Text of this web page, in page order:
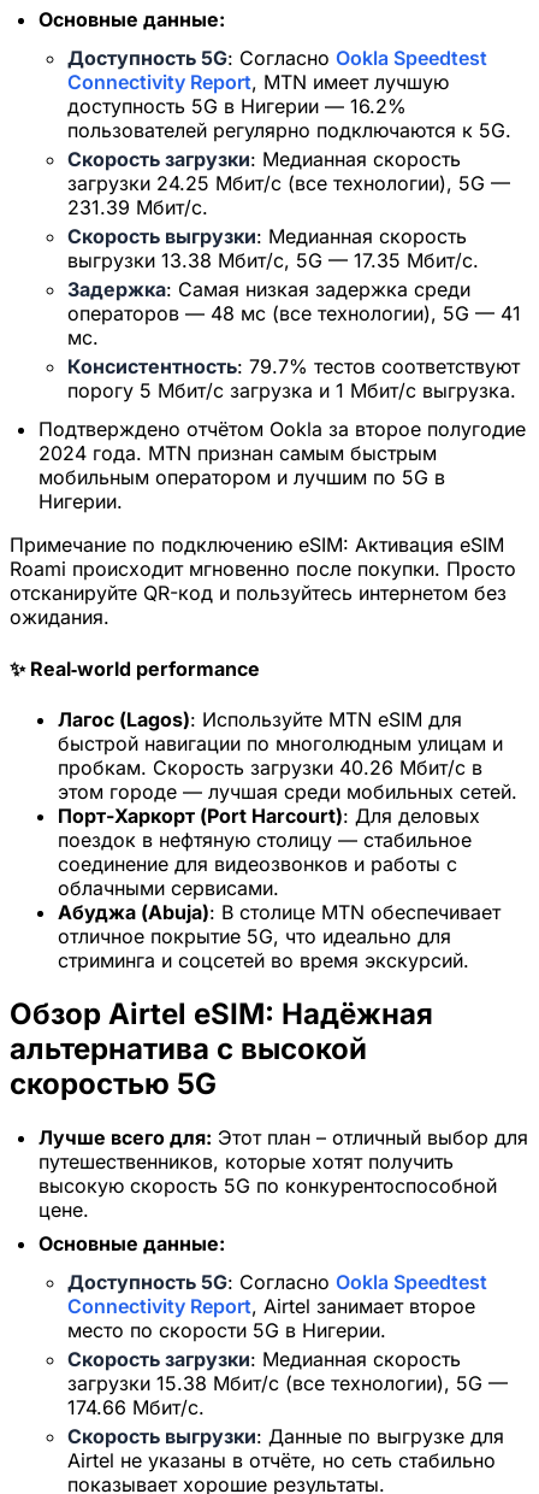
Основные данные:
Доступность 5G: Согласно Ookla Speedtest
Connectivity Report, MTN имеет лучшую
доступность 5G в Нигерии — 16.2%
пользователей регулярно подключаются к 5G.
Скорость загрузки: Медианная скорость
загрузки 24.25 Мбит/с (все технологии), 5G —
231.39 Мбит/с.
Скорость выгрузки: Медианная скорость
выгрузки 13.38 Мбит/с, 5G — 17.35 Мбит/с.
Задержка: Самая низкая задержка среди
операторов — 48 мс (все технологии), 5G — 41
мс.
Консистентность: 79.7% тестов соответствуют
порогу 5 Мбит/с загрузка и 1 Мбит/с выгрузка.
Подтверждено отчётом Ookla за второе полугодие
2024 года. MTN признан самым быстрым
мобильным оператором и лучшим по 5G в
Нигерии.
Примечание по подключению eSIM: Активация eSIM
Roami происходит мгновенно после покупки. Просто
отсканируйте QR-код и пользуйтесь интернетом без
ожидания.
✨ Real‑world performance
Лагос (Lagos): Используйте MTN eSIM для
быстрой навигации по многолюдным улицам и
пробкам. Скорость загрузки 40.26 Мбит/с в
этом городе — лучшая среди мобильных сетей.
Порт-Харкорт (Port Harcourt): Для деловых
поездок в нефтяную столицу — стабильное
соединение для видеозвонков и работы с
облачными сервисами.
Абуджа (Abuja): В столице MTN обеспечивает
отличное покрытие 5G, что идеально для
стриминга и соцсетей во время экскурсий.
Обзор Airtel eSIM: Надёжная
альтернатива с высокой
скоростью 5G
Лучше всего для: Этот план – отличный выбор для
путешественников, которые хотят получить
высокую скорость 5G по конкурентоспособной
цене.
Основные данные:
Доступность 5G: Согласно Ookla Speedtest
Connectivity Report, Airtel занимает второе
место по скорости 5G в Нигерии.
Скорость загрузки: Медианная скорость
загрузки 15.38 Мбит/с (все технологии), 5G —
174.66 Мбит/с.
Скорость выгрузки: Данные по выгрузке для
Airtel не указаны в отчёте, но сеть стабильно
показывает хорошие результаты.
×
Ограниченное по времени
предложение
Промокод
web20